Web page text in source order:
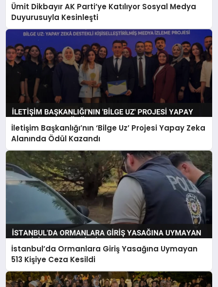
Ümit Dikbayır AK Parti’ye Katılıyor Sosyal Medya
Duyurusuyla Kesinleşti
İletişim Başkanlığı’nın ‘Bilge Uz’ Projesi Yapay Zeka
Alanında Ödül Kazandı
İstanbul’da Ormanlara Giriş Yasağına Uymayan
513 Kişiye Ceza Kesildi